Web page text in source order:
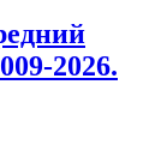
2026.